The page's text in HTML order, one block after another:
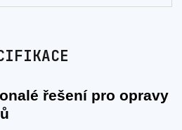
řešení pro opravy